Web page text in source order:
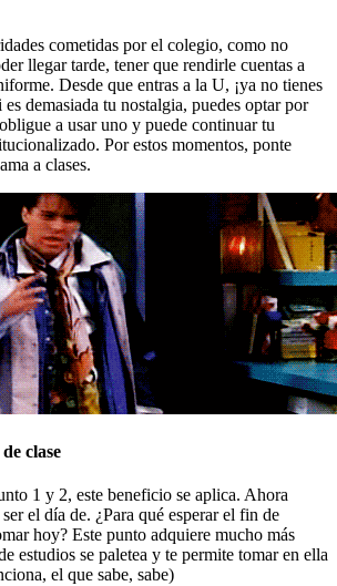
cometidas por el colegio, como no
llegar tarde, tener que rendirle cuentas a
Desde que entras a la U, ¡ya no tienes
demasiada tu nostalgia, puedes optar por
a usar uno y puede continuar tu
Por estos momentos, ponte
a clases.
clase
1 y 2, este beneficio se aplica. Ahora
el día de. ¿Para qué esperar el fin de
hoy? Este punto adquiere mucho más
estudios se paletea y te permite tomar en ella
el que sabe, sabe)